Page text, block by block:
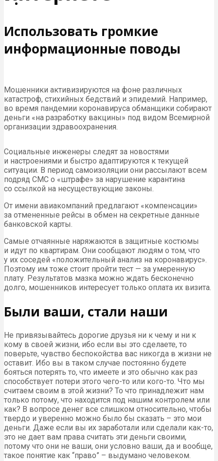
Использовать громкие
информационные поводы
Мошенники активизируются на фоне различных
катастроф, стихийных бедствий и эпидемий. Например,
во время пандемии коронавируса обманщики собирают
деньги «на разработку вакцины» под видом Всемирной
организации здравоохранения.
Социальные инженеры следят за новостями
и настроениями и быстро адаптируются к текущей
ситуации. В период самоизоляции они рассылают всем
подряд СМС о «штрафе» за нарушение карантина
со ссылкой на несуществующие законы.
От имени авиакомпаний предлагают «компенсации»
за отмененные рейсы в обмен на секретные данные
банковской карты.
Самые отчаянные наряжаются в защитные костюмы
и идут по квартирам. Они сообщают людям о том, что
у их соседей «положительный анализ на коронавирус».
Поэтому им тоже стоит пройти тест — за умеренную
плату. Результатов мазка можно ждать бесконечно
долго, мошенников интересует только оплата их визита.
Были ваши, стали наши
Не привязывайтесь дорогие друзья ни к чему и ни к
кому в своей жизни, ибо если вы это сделаете, то
поверьте, чувство беспокойства вас никогда в жизни не
оставит. Ибо вы в таком случае постоянно будете
бояться потерять то, что имеете и это обычно как раз
способствует потери этого чего-то или кого-то. Что мы
считаем своим в этой жизни? То что принадлежит нам
только потому, что находится под нашим контролем или
как? В вопросе денег все слишком относительно, чтобы
твердо и уверенно можно было бы сказать – это мои
деньги. Даже если вы их заработали или сделали как-то,
это не дает вам права считать эти деньги своими,
потому что они не ваши, они условно ваши, да и вообще,
такое понятие как “право” – выдумано человеком.